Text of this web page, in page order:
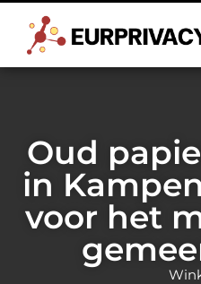
Oud
in
voor het